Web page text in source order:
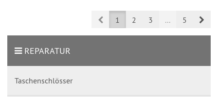
Prev1 2 3 ... 5
REPARATUR
Taschenschlösser